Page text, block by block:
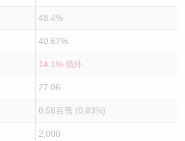
48.4%
40.67%
14.1% 價外
27.06
0.58百萬 (0.83%)
2,000